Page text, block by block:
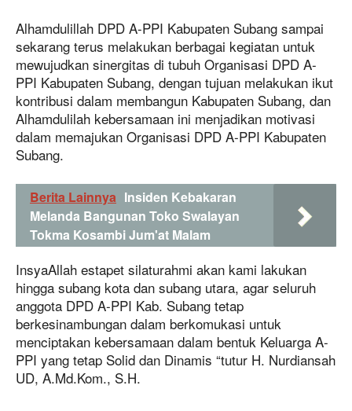
Alhamdulillah DPD A-PPI Kabupaten Subang sampai
sekarang terus melakukan berbagai kegiatan untuk
mewujudkan sinergitas di tubuh Organisasi DPD A-
PPI Kabupaten Subang, dengan tujuan melakukan ikut
kontribusi dalam membangun Kabupaten Subang, dan
Alhamdulilah kebersamaan ini menjadikan motivasi
dalam memajukan Organisasi DPD A-PPI Kabupaten
Subang.
Berita Lainnya Insiden Kebakaran
Melanda Bangunan Toko Swalayan
Tokma Kosambi Jum'at Malam
InsyaAllah estapet silaturahmi akan kami lakukan
hingga subang kota dan subang utara, agar seluruh
anggota DPD A-PPI Kab. Subang tetap
berkesinambungan dalam berkomukasi untuk
menciptakan kebersamaan dalam bentuk Keluarga A-
PPI yang tetap Solid dan Dinamis “tutur H. Nurdiansah
UD, A.Md.Kom., S.H.